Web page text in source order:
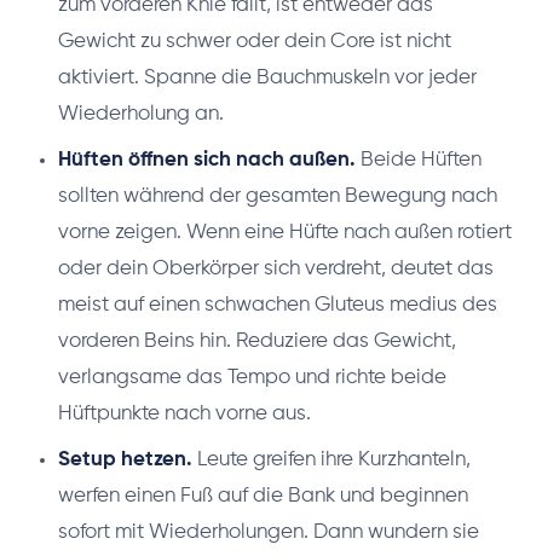
zum vorderen Knie fällt, ist entweder das
Gewicht zu schwer oder dein Core ist nicht
aktiviert. Spanne die Bauchmuskeln vor jeder
Wiederholung an.
Hüften öffnen sich nach außen. Beide Hüften
sollten während der gesamten Bewegung nach
vorne zeigen. Wenn eine Hüfte nach außen rotiert
oder dein Oberkörper sich verdreht, deutet das
meist auf einen schwachen Gluteus medius des
vorderen Beins hin. Reduziere das Gewicht,
verlangsame das Tempo und richte beide
Hüftpunkte nach vorne aus.
Setup hetzen. Leute greifen ihre Kurzhanteln,
werfen einen Fuß auf die Bank und beginnen
sofort mit Wiederholungen. Dann wundern sie